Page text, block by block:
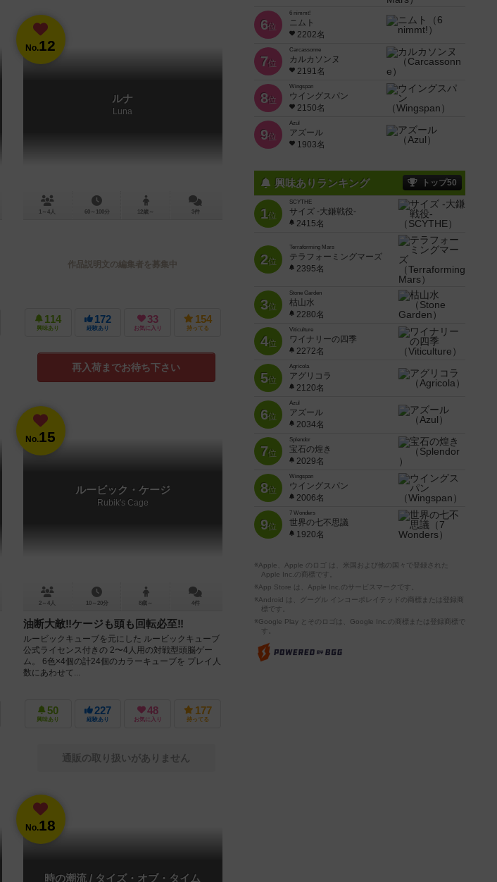
No.12
ルナ
Luna
1～4人 60～100分 12歳～ 3件
作品説明文の編集者を募集中
114
興味あり
172
経験あり
33
お気に入り
154
持ってる
再入荷までお待ち下さい
No.15
ルービック・ケージ
Rubik's Cage
2～4人 10～20分 8歳～ 4件
油断大敵‼︎ケージも頭も回転必至‼︎
ルービックキューブを元にした ルービックキューブ
公式ライセンス付きの 2〜4人用の対戦型頭脳ゲー
ム。 6色×4個の計24個のカラーキューブを プレイ人
数にあわせて...
50
興味あり
227
経験あり
48
お気に入り
177
持ってる
通販の取り扱いがありません
No.18
時の潮流 / タイズ・オブ・タイム
6位
6 nimmt!
ニムト
2202名
7位
Carcassonne
カルカソンヌ
2191名
8位
Wingspan
ウイングスパン
2150名
9位
Azul
アズール
1903名
興味ありランキング トップ50
1位
SCYTHE
サイズ -大鎌戦役-
2415名
2位
Terraforming Mars
テラフォーミングマーズ
2395名
3位
Stone Garden
枯山水
2280名
4位
Viticulture
ワイナリーの四季
2272名
5位
Agricola
アグリコラ
2120名
6位
Azul
アズール
2034名
7位
Splendor
宝石の煌き
2029名
8位
Wingspan
ウイングスパン
2006名
9位
7 Wonders
世界の七不思議
1920名
※Apple、Apple のロゴ は、米国および他の国々で登録された
Apple Inc.の商標です。
※App Store は、Apple Inc.のサービスマークです。
※Android は、グーグル インコーポレイテッドの商標または登録商
標です。
※Google Play とそのロゴは、Google Inc.の商標または登録商標で
す。